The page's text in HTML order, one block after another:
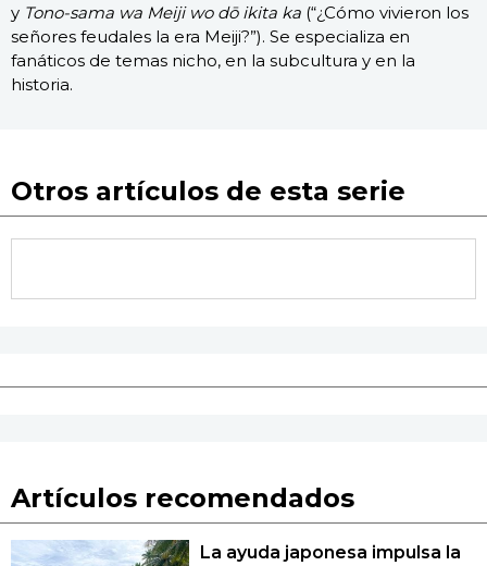
y Tono-sama wa Meiji wo dō ikita ka(“¿Cómo vivieron los
señores feudales la era Meiji?”). Se especializa en
fanáticos de temas nicho, en la subcultura y en la
historia.
Otros artículos de esta serie
Artículos recomendados
La ayuda japonesa impulsa la